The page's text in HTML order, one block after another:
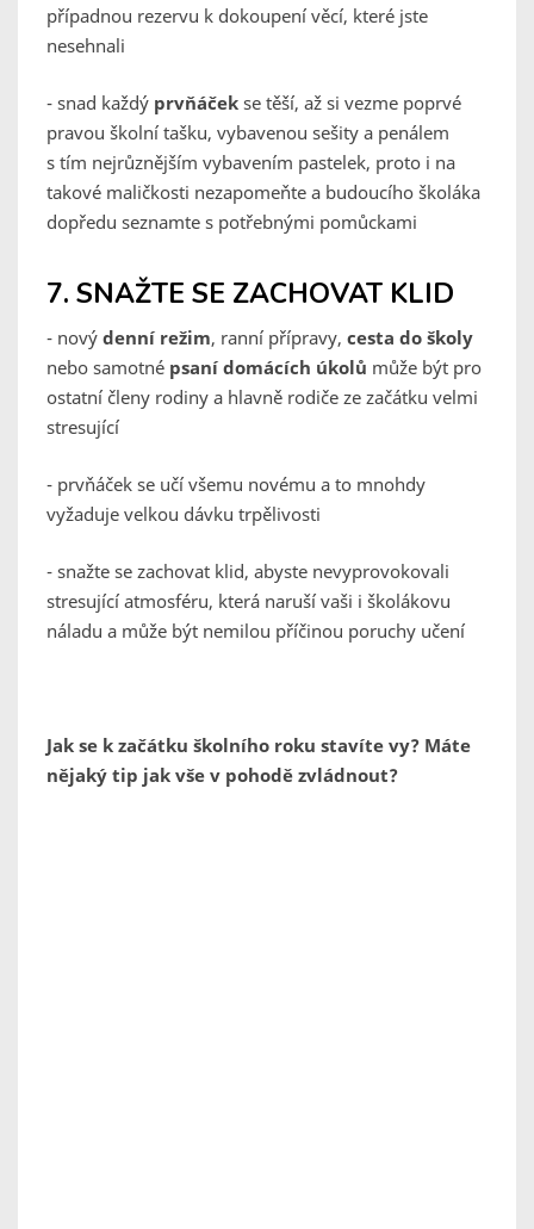
případnou rezervu k dokoupení věcí, které jste
nesehnali
- snad každý prvňáček se těší, až si vezme poprvé
pravou školní tašku, vybavenou sešity a penálem
s tím nejrůznějším vybavením pastelek, proto i na
takové maličkosti nezapomeňte a budoucího školáka
dopředu seznamte s potřebnými pomůckami
7. SNAŽTE SE ZACHOVAT KLID
- nový denní režim, ranní přípravy, cesta do školy
nebo samotné psaní domácích úkolů může být pro
ostatní členy rodiny a hlavně rodiče ze začátku velmi
stresující
- prvňáček se učí všemu novému a to mnohdy
vyžaduje velkou dávku trpělivosti
- snažte se zachovat klid, abyste nevyprovokovali
stresující atmosféru, která naruší vaši i školákovu
náladu a může být nemilou příčinou poruchy učení
Jak se k začátku školního roku stavíte vy? Máte
nějaký tip jak vše v pohodě zvládnout?